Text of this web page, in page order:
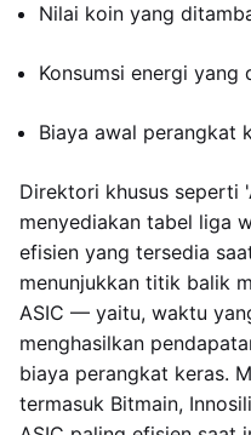
Nilai koin yang
Konsumsi energi yang
Biaya awal perangkat
Direktori khusus seperti
menyediakan tabel liga
efisien yang tersedia
menunjukkan titik balik
ASIC — yaitu, waktu
menghasilkan
biaya perangkat keras.
termasuk Bitmain,